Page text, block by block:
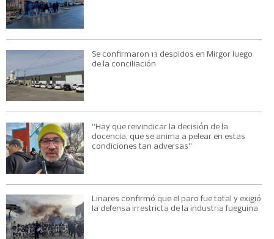
Se confirmaron 13 despidos en Mirgor luego
de la conciliación
“Hay que reivindicar la decisión de la
docencia, que se anima a pelear en estas
condiciones tan adversas”
Linares confirmó que el paro fue total y exigió
la defensa irrestricta de la industria fueguina